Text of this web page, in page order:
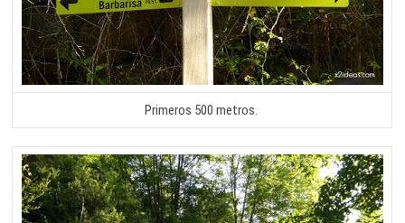
Primeros 500 metros.